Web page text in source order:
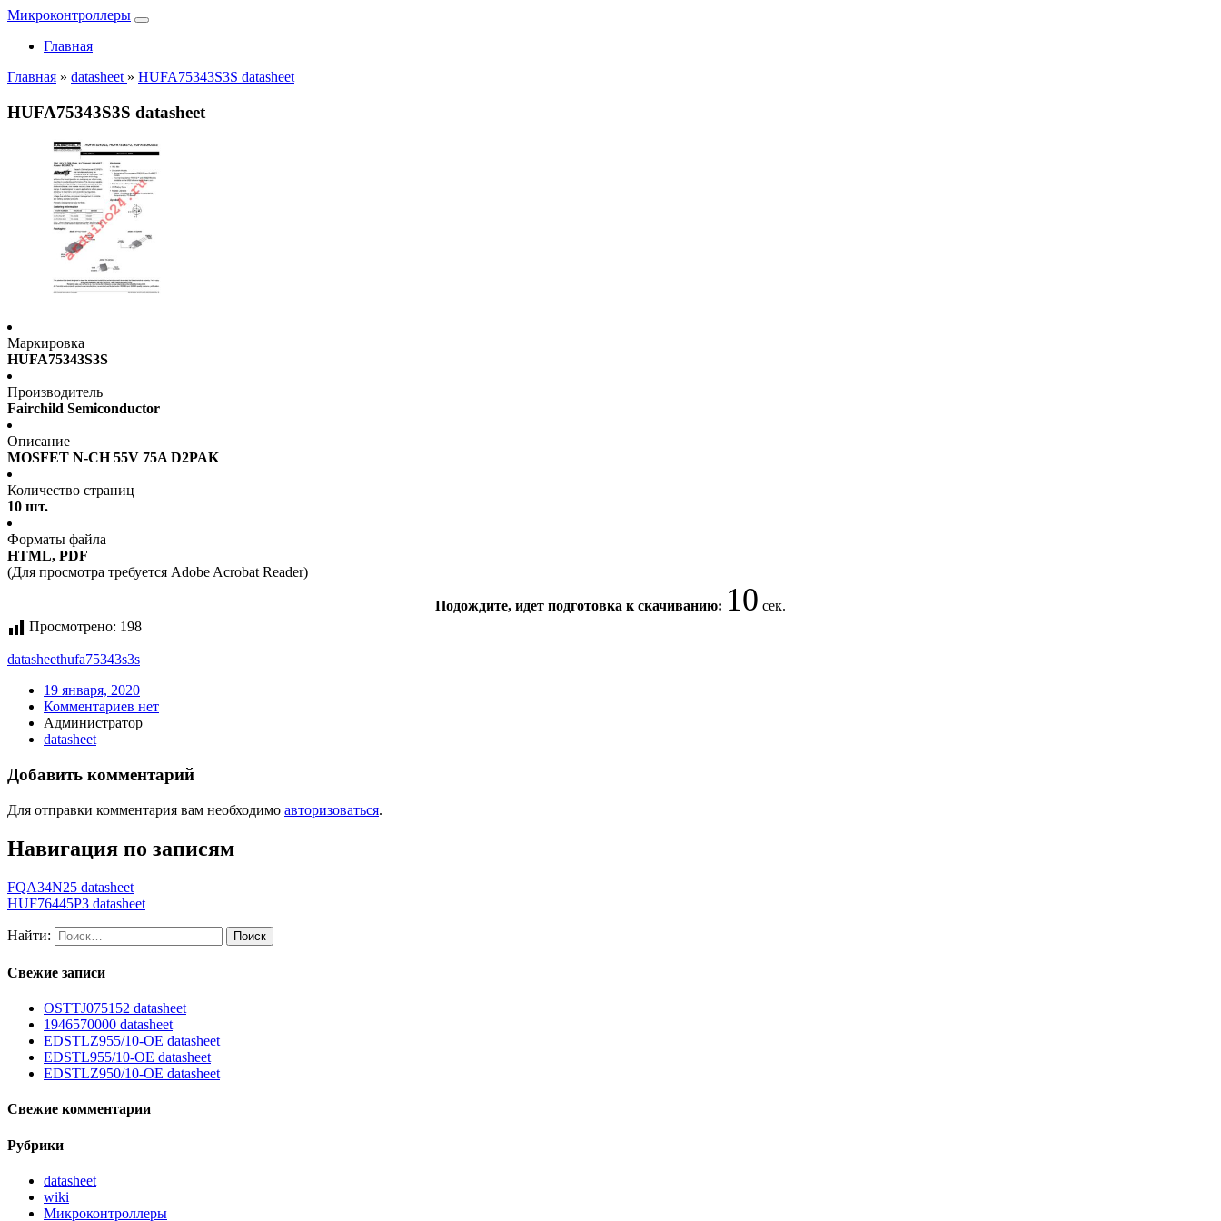
Микроконтроллеры
Главная
Главная » datasheet » HUFA75343S3S datasheet
HUFA75343S3S datasheet
Маркировка
HUFA75343S3S
Производитель
Fairchild Semiconductor
Описание
MOSFET N-CH 55V 75A D2PAK
Количество страниц
10 шт.
Форматы файла
HTML, PDF
(Для просмотра требуется Adobe Acrobat Reader)
Подождите, идет подготовка к скачиванию: 10 сек.
Просмотрено: 198
datasheethufa75343s3s
19 января, 2020
Комментариев нет
Администратор
datasheet
Добавить комментарий
Для отправки комментария вам необходимо авторизоваться.
Навигация по записям
FQA34N25 datasheet
HUF76445P3 datasheet
Найти:
Свежие записи
OSTTJ075152 datasheet
1946570000 datasheet
EDSTLZ955/10-OE datasheet
EDSTL955/10-OE datasheet
EDSTLZ950/10-OE datasheet
Свежие комментарии
Рубрики
datasheet
wiki
Микроконтроллеры